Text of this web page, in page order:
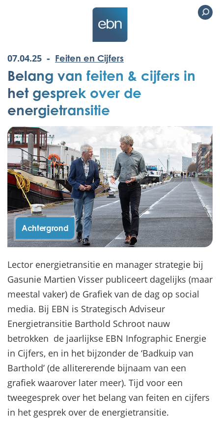
07.04.25 - Feiten en Cijfers
Belang van feiten & cijfers in
het gesprek over de
energietransitie
Achtergrond
Lector energietransitie en manager strategie bij
Gasunie Martien Visser publiceert dagelijks (maar
meestal vaker) de Grafiek van de dag op social
media. Bij EBN is Strategisch Adviseur
Energietransitie Barthold Schroot nauw
betrokken de jaarlijkse EBN Infographic Energie
in Cijfers, en in het bijzonder de ‘Badkuip van
Barthold’ (de allitererende bijnaam van een
grafiek waarover later meer). Tijd voor een
tweegesprek over het belang van feiten en cijfers
in het gesprek over de energietransitie.